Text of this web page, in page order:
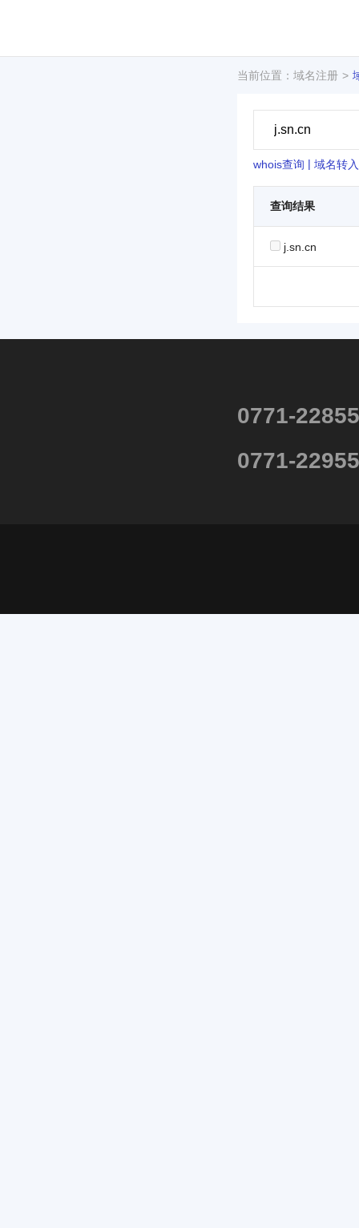
当前位置：域名注册
whois查询 | 域名转入
查询结果
j.sn.cn
0771-
0771-